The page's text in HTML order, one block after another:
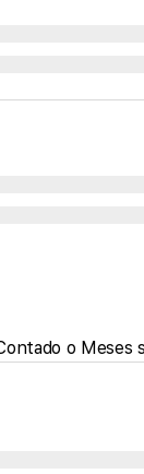
o Meses